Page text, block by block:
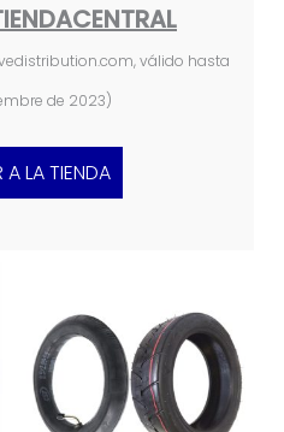
válido hasta
de 2023)
A LA TIENDA